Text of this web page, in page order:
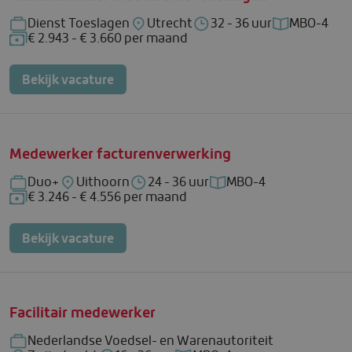
Bedrijf: Dienst Toeslagen
Dienst ToeslagenLocatie: Utrecht
UtrechtUren per week: 32 - 36
32 - 36 uur MBO-4
Salaris: € 2.943 - € 3.660 per maand
€ 2.943 - € 3.660 per maand
Bekijk vacature
Medewerker facturenverwerking
Bedrijf: Duo+
Duo+Locatie: Uithoorn
UithoornUren per week: 24 - 36 uur
24 - 36 uurFunctieniveau: MBO-4
MBO-4
Salaris: € 3.246 - € 4.556 per maand
€ 3.246 - € 4.556 per maand
Bekijk vacature
Facilitair medewerker
Nederlandse Voedsel- en Warenautoriteit